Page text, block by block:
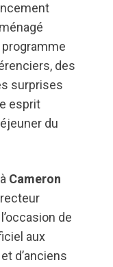
des
surprises
esprit
du
Cameron
de
aux
d’anciens